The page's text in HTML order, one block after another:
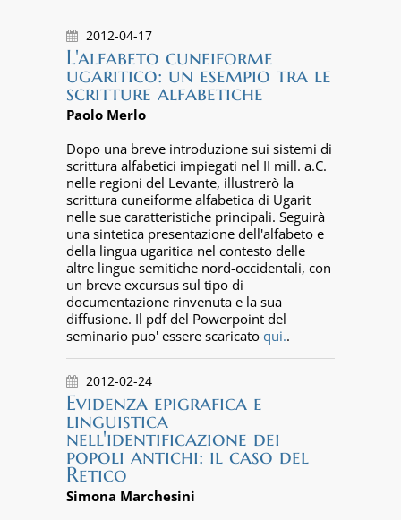
2012-04-17
L'alfabeto cuneiforme
ugaritico: un esempio tra le
scritture alfabetiche
Paolo Merlo
Dopo una breve introduzione sui sistemi di
scrittura alfabetici impiegati nel II mill. a.C.
nelle regioni del Levante, illustrerò la
scrittura cuneiforme alfabetica di Ugarit
nelle sue caratteristiche principali. Seguirà
una sintetica presentazione dell'alfabeto e
della lingua ugaritica nel contesto delle
altre lingue semitiche nord-occidentali, con
un breve excursus sul tipo di
documentazione rinvenuta e la sua
diffusione. Il pdf del Powerpoint del
seminario puo' essere scaricato qui..
2012-02-24
Evidenza epigrafica e
linguistica
nell'identificazione dei
popoli antichi: il caso del
Retico
Simona Marchesini